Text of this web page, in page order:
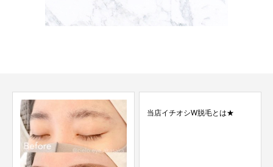
当店イチオシW脱毛とは★
美容液配合のトリートメントマ